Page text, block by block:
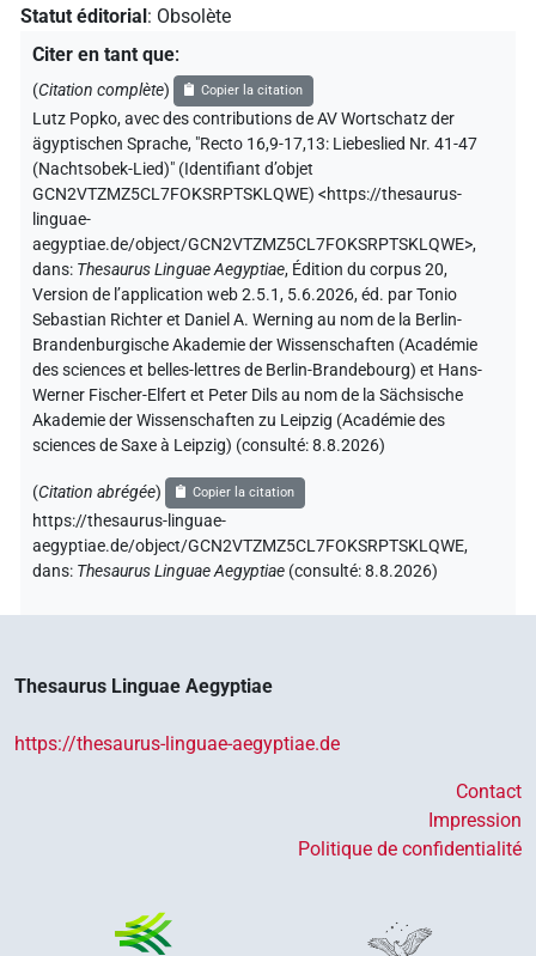
Statut éditorial: Obsolète
Citer en tant que:
(Citation complète) Copier la citation
Lutz Popko,avec des contributions deAV Wortschatz der
ägyptischen Sprache, "Recto 16,9-17,13: Liebeslied Nr. 41-47
(Nachtsobek-Lied)" (Identifiant d’objet
GCN2VTZMZ5CL7FOKSRPTSKLQWE) <https://thesaurus-
linguae-
aegyptiae.de/object/GCN2VTZMZ5CL7FOKSRPTSKLQWE>,
dans: Thesaurus Linguae Aegyptiae, Édition du corpus 20,
Version de l’application web 2.5.1, 5.6.2026, éd. par Tonio
Sebastian Richter et Daniel A. Werning au nom de la Berlin-
Brandenburgische Akademie der Wissenschaften (Académie
des sciences et belles-lettres de Berlin-Brandebourg) et Hans-
Werner Fischer-Elfert et Peter Dils au nom de la Sächsische
Akademie der Wissenschaften zu Leipzig (Académie des
sciences de Saxe à Leipzig) (consulté:8.8.2026)
(Citation abrégée) Copier la citation
https://thesaurus-linguae-
aegyptiae.de/object/GCN2VTZMZ5CL7FOKSRPTSKLQWE,
dans: Thesaurus Linguae Aegyptiae (consulté:8.8.2026)
Thesaurus Linguae Aegyptiae
https://thesaurus-linguae-aegyptiae.de
Contact
Impression
Politique de confidentialité